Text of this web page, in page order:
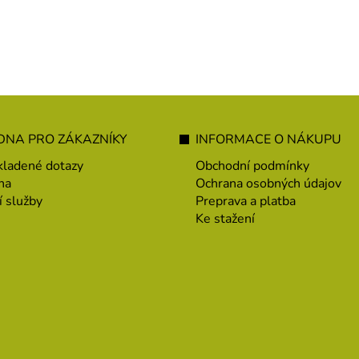
PRO ZÁKAZNÍKY
dotazy
služby
INFORMACE O NÁKUPU
Obchodní podmínky
Ochrana osobných údajov
Preprava a platba
Ke stažení